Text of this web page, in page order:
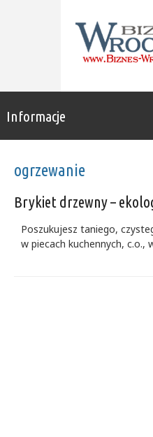
Informacje
ogrzewanie
Brykiet drzewny –
Poszukujesz taniego,
w piecach kuchennych, c.o.,